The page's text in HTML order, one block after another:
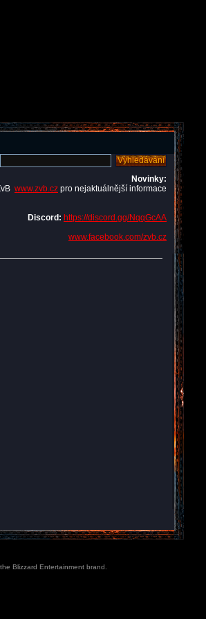
Novinky:
www.zvb.cz pro nejaktuálnější informace
Discord: https://discord.gg/NqqGcAA
www.facebook.com/zvb.cz
Blizzard Entertainment brand.